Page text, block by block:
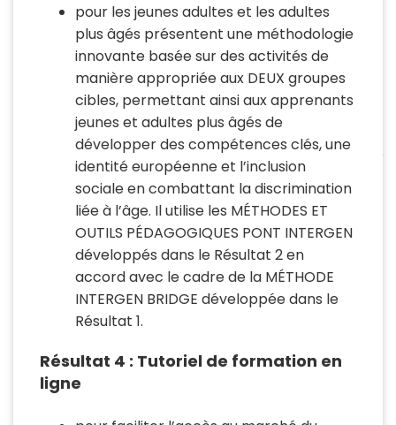
pour les jeunes adultes et les adultes
plus âgés présentent une méthodologie
innovante basée sur des activités de
manière appropriée aux DEUX groupes
cibles, permettant ainsi aux apprenants
jeunes et adultes plus âgés de
développer des compétences clés, une
identité européenne et l’inclusion
sociale en combattant la discrimination
liée à l’âge. Il utilise les MÉTHODES ET
OUTILS PÉDAGOGIQUES PONT INTERGEN
développés dans le Résultat 2 en
accord avec le cadre de la MÉTHODE
INTERGEN BRIDGE développée dans le
Résultat 1.
Résultat 4 : Tutoriel de formation en
ligne